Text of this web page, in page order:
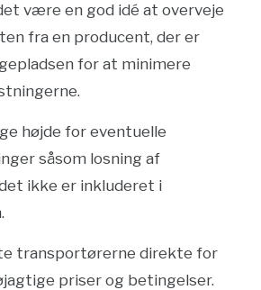
være en god idé at overveje
fra en producent, der er
for at minimere
højde for eventuelle
såsom losning af
ikke er inkluderet i
transportørerne direkte for
priser og betingelser.